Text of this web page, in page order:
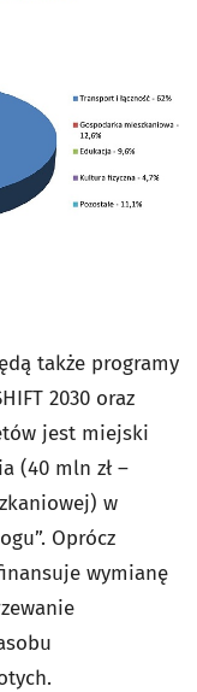
także programy
2030 oraz
jest miejski
(40 mln zł –
w
Oprócz
wymianę